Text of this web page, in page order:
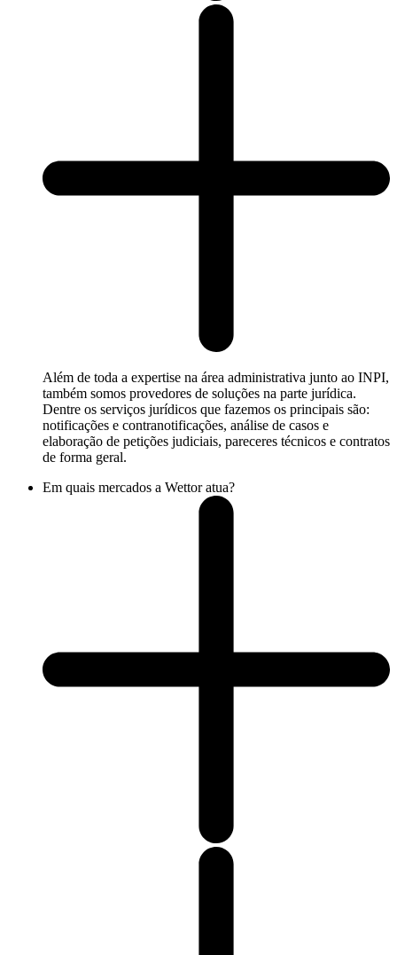
Além de toda a expertise na área administrativa junto ao INPI,
também somos provedores de soluções na parte jurídica.
Dentre os serviços jurídicos que fazemos os principais são:
notificações e contranotificações, análise de casos e
elaboração de petições judiciais, pareceres técnicos e contratos
de forma geral.
Em quais mercados a Wettor atua?